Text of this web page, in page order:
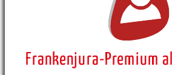
Frankenjura-Premium